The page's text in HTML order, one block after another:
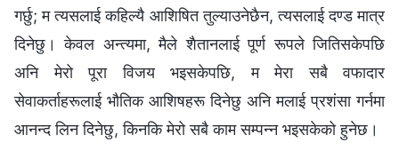
गर्छु; म त्यसलाई कहिल्यै आशिषित तुल्याउनेछैन, त्यसलाई दण्ड मात्र
दिनेछु। केवल अन्त्यमा, मैले शैतानलाई पूर्ण रूपले जितिसकेपछि
अनि मेरो पूरा विजय भइसकेपछि, म मेरा सबै वफादार
सेवाकर्ताहरूलाई भौतिक आशिषहरू दिनेछु अनि मलाई प्रशंसा गर्नमा
आनन्द लिन दिनेछु, किनकि मेरो सबै काम सम्पन्न भइसकेको हुनेछ।